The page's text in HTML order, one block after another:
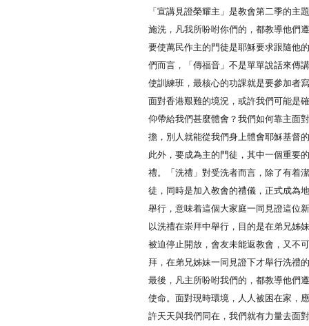
「宣講見證榮耀主」是教會第二季的
施洗，凡我所吩咐你們的，都教導他們
要使萬民作主的門徒是耶穌要求跟隨他
們而言，「傳福音」不是單單說話來傳
使訓練班，最核心的功課就是要參加者
面對香港艱難的境況，或許我們可能是
仰帶給我們甚麼體會？我們如何靠主面
擔，別人就能從我們身上體會耶穌基督
此外，要成為主的門徒，其中一個重要
禮。「洗禮」對受洗者而言，除了有着
徒，同時是加入教會的禮儀，正式成為
舉行，意味着這個大家庭一同見證這位
以洗禮在崇拜中舉行，目的是在弟兄姊
被迫停止開放，會友未能返教會，又不
拜，在弟兄姊妹一同見證下才舉行洗禮
最後，凡主所吩咐我們的，都教導他們
使命。面對現時環境，人人被困在家，
許天天與我們同在，我們就有力量去面